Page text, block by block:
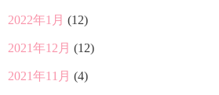
2022年1月 (12)
2021年12月 (12)
2021年11月 (4)